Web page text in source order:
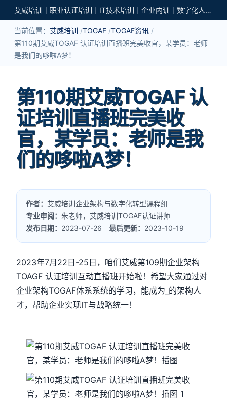
艾威培训｜职业认证培训｜IT技术培训｜企业内训｜数字化人才培养
当前位置： 艾威培训 TOGAF TOGAF资讯
第110期艾威TOGAF 认证培训直播班完美收官，某学员：老师
是我们的哆啦A梦！
第110期艾威TOGAF 认
证培训直播班完美收
官，某学员：老师是我
们的哆啦A梦！
作者： 艾威培训企业架构与数字化转型课程组
专业审阅：朱老师，艾威培训TOGAF认证讲师
发布日期： 2023-07-26最后更新： 2023-10-19
2023年7月22日-25日，咱们艾威第109期企业架构
TOAGF 认证培训互动直播班开始啦！希望大家通过对
企业架构TOGAF体系系统的学习，能成为_的架构人
才，帮助企业实现IT与战略统一！